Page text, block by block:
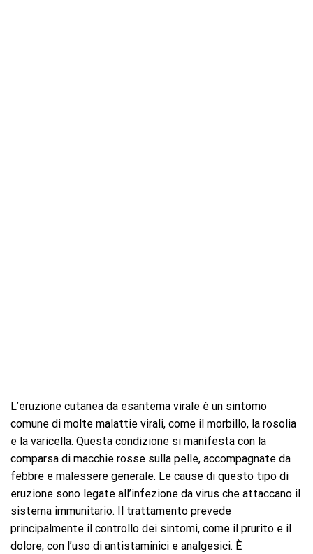
L’eruzione cutanea da esantema virale è un sintomo
comune di molte malattie virali, come il morbillo, la rosolia
e la varicella. Questa condizione si manifesta con la
comparsa di macchie rosse sulla pelle, accompagnate da
febbre e malessere generale. Le cause di questo tipo di
eruzione sono legate all’infezione da virus che attaccano il
sistema immunitario. Il trattamento prevede
principalmente il controllo dei sintomi, come il prurito e il
dolore, con l’uso di antistaminici e analgesici. È